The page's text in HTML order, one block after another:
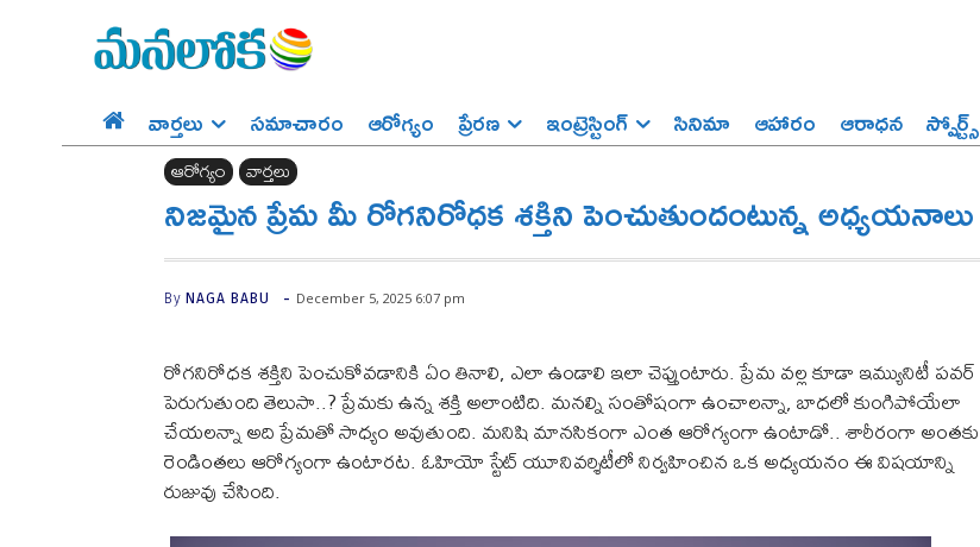
వార్తలు సమాచారం ఆరోగ్యం ప్రేర‌ణ‌ ఇంట్రెస్టింగ్‌ సినిమా ఆహారం ఆరాధన స్పోర్ట్స్‌
ఆరోగ్యం వార్తలు
నిజమైన ప్రేమ మీ రోగనిరోధక శక్తిని పెంచుతుందంటున్న అధ్యయనాలు
By NAGA BABU - December 5, 2025 6:07 pm
రోగనిరోధక శక్తిని పెంచుకోవడానికి ఏం తినాలి, ఎలా ఉండాలి ఇలా చెప్తుంటారు. ప్రేమ వల్ల కూడా ఇమ్యునిటీ పవర్‌
పెరుగుతుంది తెలుసా..? ప్రేమకు ఉన్న శక్తి అలాంటిది. మనల్ని సంతోషంగా ఉంచాలన్నా, బాధలో కుంగిపోయేలా
చేయలన్నా అది ప్రేమతో సాధ్యం అవుతుంది. మనిషి మానసికంగా ఎంత ఆరోగ్యంగా ఉంటాడో.. శారీరంగా అంతకు
రెండింతలు ఆరోగ్యంగా ఉంటారట. ఓహియో స్టేట్ యూనివర్శిటీలో నిర్వహించిన ఒక అధ్యయనం ఈ విషయాన్ని
రుజువు చేసింది.